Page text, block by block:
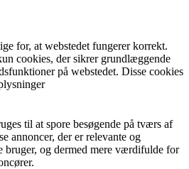
for, at webstedet fungerer korrekt.
cookies, der sikrer grundlæggende
på webstedet. Disse cookies
til at spore besøgende på tværs af
annoncer, der er relevante og
bruger, og dermed mere værdifulde for